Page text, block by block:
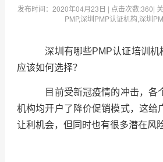
发布时间： 2020年04月23日 | 点击次数:360|
PMP,深圳PMP认证机构,深圳
深圳有哪些PMP认证培训机
应该如何选择？
目前受新冠疫情的冲击，各
机构均开户了降价促销模式，这给
让利机会，但同时也有很多潜在风险